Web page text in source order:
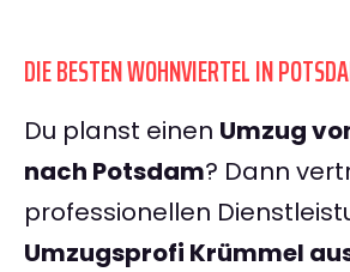
DIE BESTEN WOHNVIERTEL IN
Du planst einen Umzug
nach Potsdam? Dann
professionellen
Umzugsprofi Krümmel